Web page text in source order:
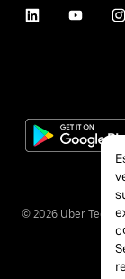
© 2026 Uber